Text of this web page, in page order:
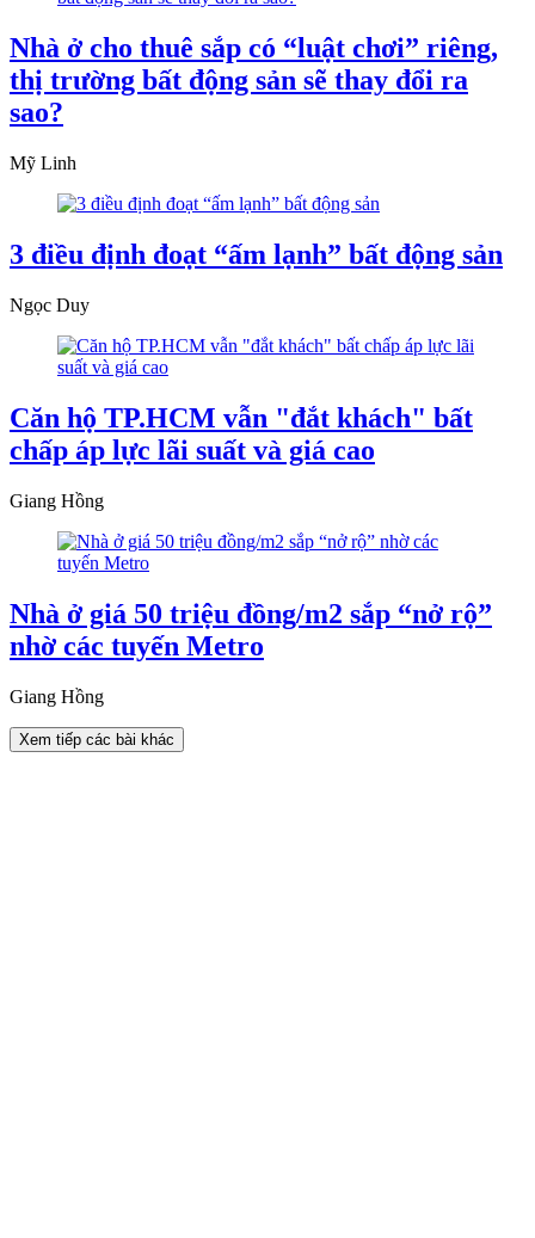
Nhà ở cho thuê sắp có “luật chơi” riêng,
thị trường bất động sản sẽ thay đổi ra
sao?
Mỹ Linh
3 điều định đoạt “ấm lạnh” bất động sản
Ngọc Duy
Căn hộ TP.HCM vẫn "đắt khách" bất
chấp áp lực lãi suất và giá cao
Giang Hồng
Nhà ở giá 50 triệu đồng/m2 sắp “nở rộ”
nhờ các tuyến Metro
Giang Hồng
Xem tiếp các bài khác